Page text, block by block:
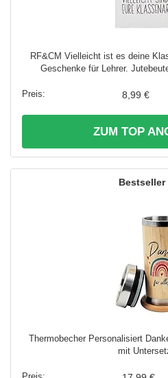
RF&CM Vielleicht ist es deine
Geschenke für Lehrer.
8,99 €
ZUM TOP
Thermobecher Personalisiert
mit